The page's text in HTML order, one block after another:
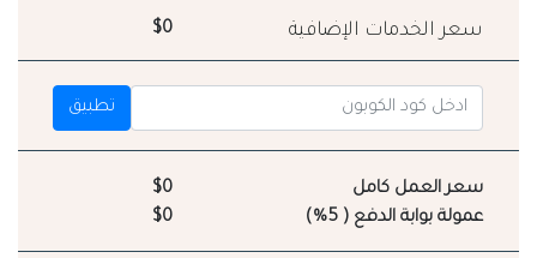
سعر الخدمات الإضافية $0
تطبيق
سعر العمل كامل
$0
عمولة بوابة الدفع ( 5%)
$0